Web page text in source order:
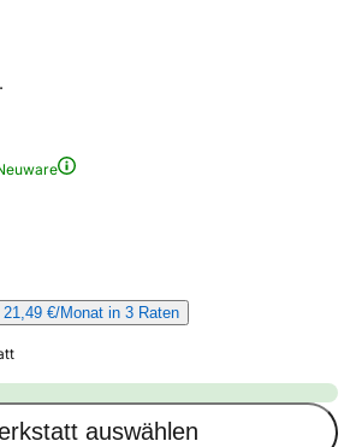
€/Monat in 3 Raten
auswählen